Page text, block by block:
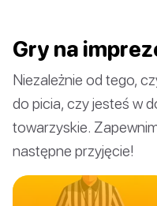
Gry na
Niezależnie od tego,
do picia, czy jesteś w
towarzyskie.
następne przyjęcie!